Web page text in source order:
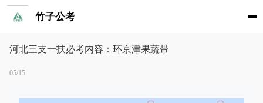
竹子公考
河北三支一扶必考内容：环京津果蔬带
05/15